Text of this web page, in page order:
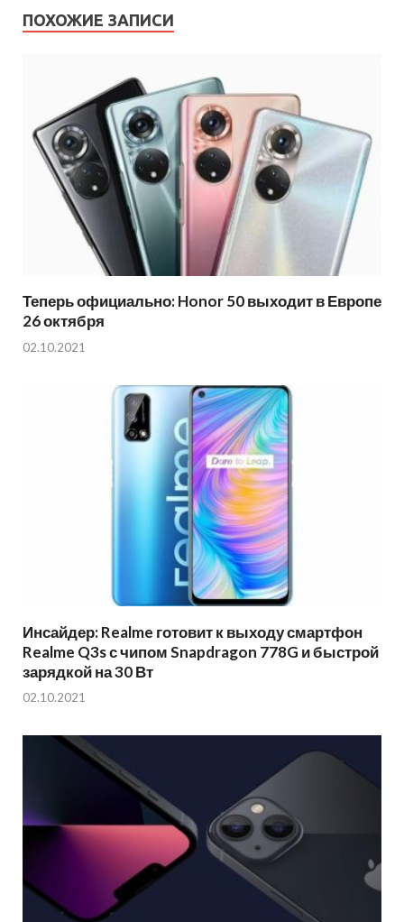
ПОХОЖИЕ ЗАПИСИ
Теперь официально: Honor 50 выходит в Европе
26 октября
02.10.2021
Инсайдер: Realme готовит к выходу смартфон
Realme Q3s с чипом Snapdragon 778G и быстрой
зарядкой на 30 Вт
02.10.2021